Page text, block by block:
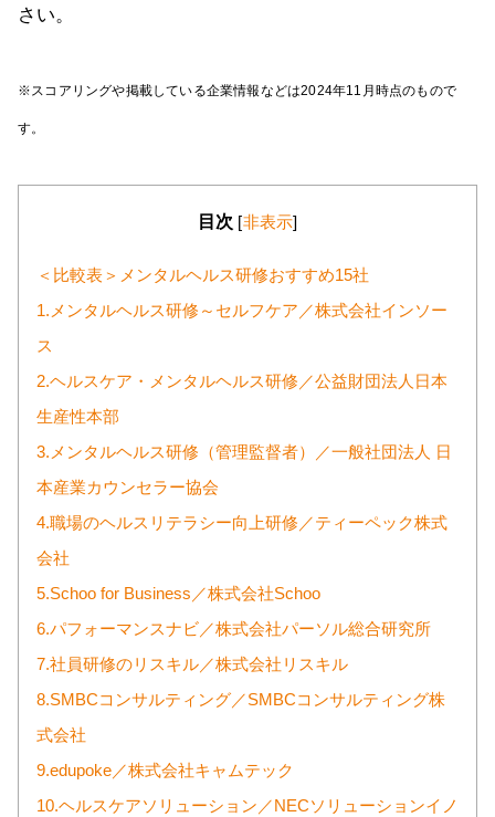
さい。
※スコアリングや掲載している企業情報などは2024年11月時点のもので
す。
目次 [非表示]
＜比較表＞メンタルヘルス研修おすすめ15社
1.メンタルヘルス研修～セルフケア／株式会社インソー
ス
2.ヘルスケア・メンタルヘルス研修／公益財団法人日本
生産性本部
3.メンタルヘルス研修（管理監督者）／一般社団法人 日
本産業カウンセラー協会
4.職場のヘルスリテラシー向上研修／ティーペック株式
会社
5.Schoo for Business／株式会社Schoo
6.パフォーマンスナビ／株式会社パーソル総合研究所
7.社員研修のリスキル／株式会社リスキル
8.SMBCコンサルティング／SMBCコンサルティング株
式会社
9.edupoke／株式会社キャムテック
10.ヘルスケアソリューション／NECソリューションイノ